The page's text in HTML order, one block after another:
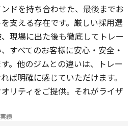
ドを持ち合わせた、最後までお
支える存在です。厳しい採用選
現場に出た後も徹底してトレー
すべてのお客様に安心・安全・
。他のジムとの違いは、トレー
ば明確に感じていただけます。
リティをご提供。それがライザ
績